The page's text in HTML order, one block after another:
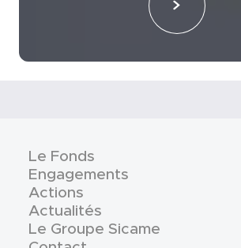
Le Fonds
Engagements
Actions
Actualités
Le Groupe Sicame